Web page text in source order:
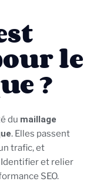
le
?
du maillage
. Elles passent
trafic, et
et relier
SEO.